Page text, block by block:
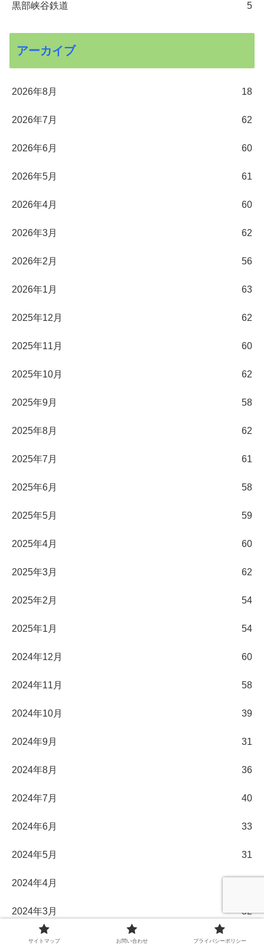
黒部峡谷鉄道 5
アーカイブ
2026年8月 18
2026年7月 62
2026年6月 60
2026年5月 61
2026年4月 60
2026年3月 62
2026年2月 56
2026年1月 63
2025年12月 62
2025年11月 60
2025年10月 62
2025年9月 58
2025年8月 62
2025年7月 61
2025年6月 58
2025年5月 59
2025年4月 60
2025年3月 62
2025年2月 54
2025年1月 54
2024年12月 60
2024年11月 58
2024年10月 39
2024年9月 31
2024年8月 36
2024年7月 40
2024年6月 33
2024年5月 31
2024年4月
2024年3月 32
2024年2月 29
サイトマップ お問い合わせ プライバシーポリシー